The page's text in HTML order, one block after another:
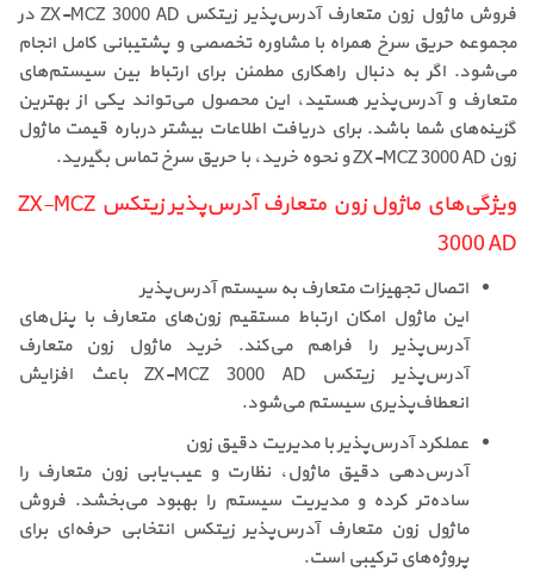
فروش ماژول زون متعارف آدرس‌پذیر زیتکس ZX-MCZ 3000 AD در
مجموعه حریق سرخ همراه با مشاوره تخصصی و پشتیبانی کامل انجام
می‌شود. اگر به دنبال راهکاری مطمئن برای ارتباط بین سیستم‌های
متعارف و آدرس‌پذیر هستید، این محصول می‌تواند یکی از بهترین
گزینه‌های شما باشد. برای دریافت اطلاعات بیشتر درباره قیمت ماژول
زون ZX-MCZ 3000 AD و نحوه خرید، با حریق سرخ تماس بگیرید.
ویژگی‌های ماژول زون متعارف آدرس‌پذیر زیتکس ZX-MCZ
3000 AD
اتصال تجهیزات متعارف به سیستم آدرس‌پذیر
این ماژول امکان ارتباط مستقیم زون‌های متعارف با پنل‌های
آدرس‌پذیر را فراهم می‌کند. خرید ماژول زون متعارف
آدرس‌پذیر زیتکس ZX-MCZ 3000 AD باعث افزایش
انعطاف‌پذیری سیستم می‌شود.
عملکرد آدرس‌پذیر با مدیریت دقیق زون
آدرس‌دهی دقیق ماژول، نظارت و عیب‌یابی زون متعارف را
ساده‌تر کرده و مدیریت سیستم را بهبود می‌بخشد. فروش
ماژول زون متعارف آدرس‌پذیر زیتکس انتخابی حرفه‌ای برای
پروژه‌های ترکیبی است.